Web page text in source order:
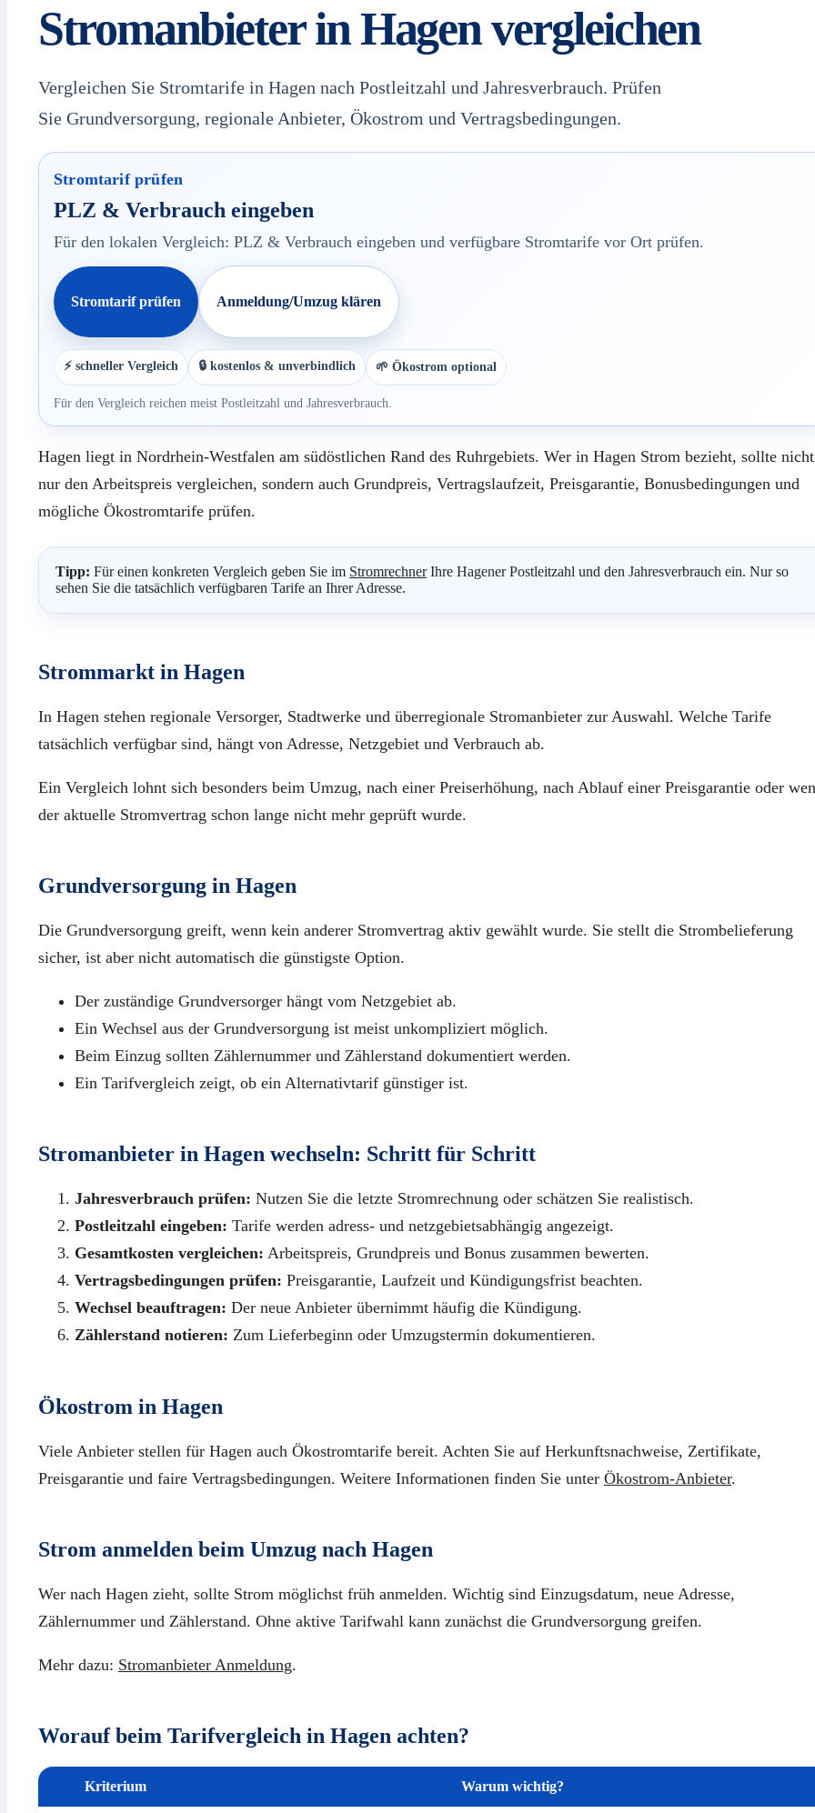
Stromanbieter in Hagen vergleichen
Vergleichen Sie Stromtarife in Hagen nach Postleitzahl und Jahresverbrauch. Prüfen
Sie Grundversorgung, regionale Anbieter, Ökostrom und Vertragsbedingungen.
Stromtarif prüfen
PLZ & Verbrauch eingeben
Für den lokalen Vergleich: PLZ & Verbrauch eingeben und verfügbare Stromtarife vor Ort prüfen.
Stromtarif prüfen Anmeldung/Umzug klären
⚡ schneller Vergleich 🔒 kostenlos & unverbindlich 🌱 Ökostrom optional
Für den Vergleich reichen meist Postleitzahl und Jahresverbrauch.
Hagen liegt in Nordrhein-Westfalen am südöstlichen Rand des Ruhrgebiets. Wer in Hagen Strom bezieht, sollte nicht
nur den Arbeitspreis vergleichen, sondern auch Grundpreis, Vertragslaufzeit, Preisgarantie, Bonusbedingungen und
mögliche Ökostromtarife prüfen.
Tipp: Für einen konkreten Vergleich geben Sie im StromrechnerIhre Hagener Postleitzahl und den Jahresverbrauch ein. Nur so
sehen Sie die tatsächlich verfügbaren Tarife an Ihrer Adresse.
Strommarkt in Hagen
In Hagen stehen regionale Versorger, Stadtwerke und überregionale Stromanbieter zur Auswahl. Welche Tarife
tatsächlich verfügbar sind, hängt von Adresse, Netzgebiet und Verbrauch ab.
Ein Vergleich lohnt sich besonders beim Umzug, nach einer Preiserhöhung, nach Ablauf einer Preisgarantie oder
der aktuelle Stromvertrag schon lange nicht mehr geprüft wurde.
Grundversorgung in Hagen
Die Grundversorgung greift, wenn kein anderer Stromvertrag aktiv gewählt wurde. Sie stellt die Strombelieferung
sicher, ist aber nicht automatisch die günstigste Option.
Der zuständige Grundversorger hängt vom Netzgebiet ab.
Ein Wechsel aus der Grundversorgung ist meist unkompliziert möglich.
Beim Einzug sollten Zählernummer und Zählerstand dokumentiert werden.
Ein Tarifvergleich zeigt, ob ein Alternativtarif günstiger ist.
Stromanbieter in Hagen wechseln: Schritt für Schritt
Jahresverbrauch prüfen: Nutzen Sie die letzte Stromrechnung oder schätzen Sie realistisch.
Postleitzahl eingeben: Tarife werden adress- und netzgebietsabhängig angezeigt.
Gesamtkosten vergleichen: Arbeitspreis, Grundpreis und Bonus zusammen bewerten.
Vertragsbedingungen prüfen: Preisgarantie, Laufzeit und Kündigungsfrist beachten.
Wechsel beauftragen: Der neue Anbieter übernimmt häufig die Kündigung.
Zählerstand notieren: Zum Lieferbeginn oder Umzugstermin dokumentieren.
Ökostrom in Hagen
Viele Anbieter stellen für Hagen auch Ökostromtarife bereit. Achten Sie auf Herkunftsnachweise, Zertifikate,
Preisgarantie und faire Vertragsbedingungen. Weitere Informationen finden Sie unter Ökostrom-Anbieter.
Strom anmelden beim Umzug nach Hagen
Wer nach Hagen zieht, sollte Strom möglichst früh anmelden. Wichtig sind Einzugsdatum, neue Adresse,
Zählernummer und Zählerstand. Ohne aktive Tarifwahl kann zunächst die Grundversorgung greifen.
Mehr dazu: Stromanbieter Anmeldung.
Worauf beim Tarifvergleich in Hagen achten?
Kriterium Warum wichtig?